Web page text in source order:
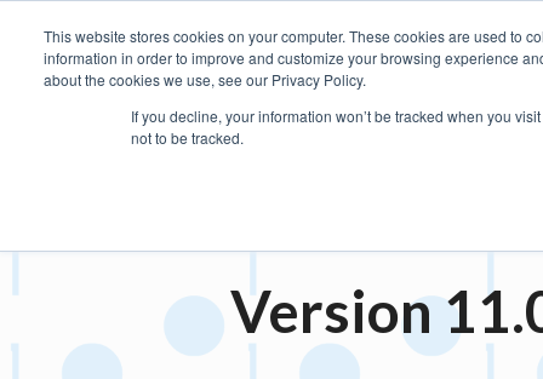
This website stores cookies on your computer. These cookies are used to
information in order to improve and customize your browsing experience
about the cookies we use, see our Privacy Policy.
If you decline, your information won’t be tracked when you
not to be tracked.
Version